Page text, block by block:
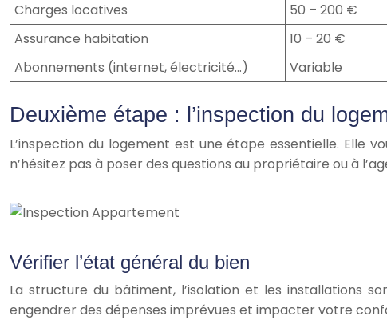
Charges locatives
50 – 200 €
Assurance habitation
10 – 20 €
Abonnements (internet, électricité…)
Variable
Deuxième étape : l’inspection du
L’inspection du logement est une étape essentielle. Elle
n’hésitez pas à poser des questions au propriétaire ou à
Vérifier l’état général du bien
La structure du bâtiment, l’isolation et les installations
engendrer des dépenses imprévues et impacter votre